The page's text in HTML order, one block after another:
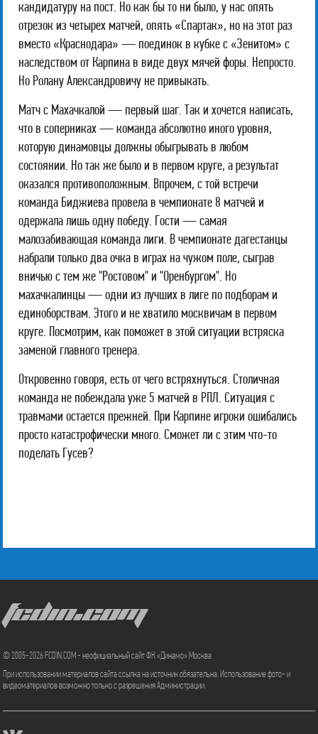
кандидатуру на пост. Но как бы то ни было, у нас опять
отрезок из четырех матчей, опять «Спартак», но на этот раз
вместо «Краснодара» — поединок в кубке с «Зенитом» с
наследством от Карпина в виде двух мячей форы. Непросто.
Но Ролану Александровичу не привыкать.
Матч с Махачкалой — первый шаг. Так и хочется написать,
что в соперниках — команда абсолютно иного уровня,
которую динамовцы должны обыгрывать в любом
состоянии. Но так же было и в первом круге, а результат
оказался противоположным. Впрочем, с той встречи
команда Биджиева провела в чемпионате 8 матчей и
одержала лишь одну победу. Гости — самая
малозабивающая команда лиги. В чемпионате дагестанцы
набрали только два очка в играх на чужом поле, сыграв
вничью с тем же "Ростовом" и "Оренбургом". Но
махачкалинцы — одни из лучших в лиге по подборам и
единоборствам. Этого и не хватило москвичам в первом
круге. Посмотрим, как поможет в этой ситуации встряска
заменой главного тренера.
Откровенно говоря, есть от чего встряхнуться. Столичная
команда не побеждала уже 5 матчей в РПЛ. Ситуация с
травмами остается прежней. При Карпине игроки ошибались
просто катастрофически много. Сможет ли с этим что-то
поделать Гусев?
FCDIN.COM
© 2005-2026 FCDIN.COM - неофициальный сайт ФК «Динамо» Москва
При использовании материалов сайта ссылка на источник обязательна. Использование фото- и
видеоматериалов возможно только с разрешения Администрации.